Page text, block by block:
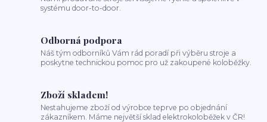
systému door-to-door.
Odborná podpora
Náš tým odborníků Vám rád poradí při výběru stroje a
poskytne technickou pomoc pro už zakoupené koloběžky.
Zboží skladem!
Nestahujeme zboží od výrobce teprve po objednání
zákazníkem. Máme největší sklad elektrokoloběžek v ČR!